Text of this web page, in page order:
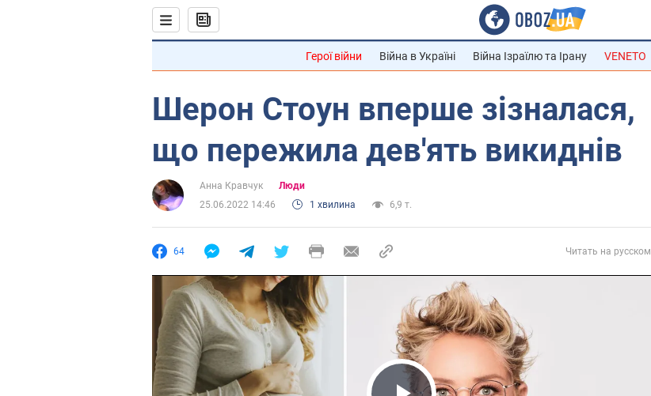
Герої війни Війна в Україні Війна Ізраїлю та Ірану VENETO
Шерон Стоун вперше зізналася,
що пережила дев'ять викиднів
Анна Кравчук
Люди
25.06.2022 14:46
1 хвилина 6,9 т.
64 Читать на русском